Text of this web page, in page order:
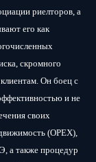
риелторов, а
его как
скромного
Он боец ​​с
и не
своих
(OPEX),
а также процедур